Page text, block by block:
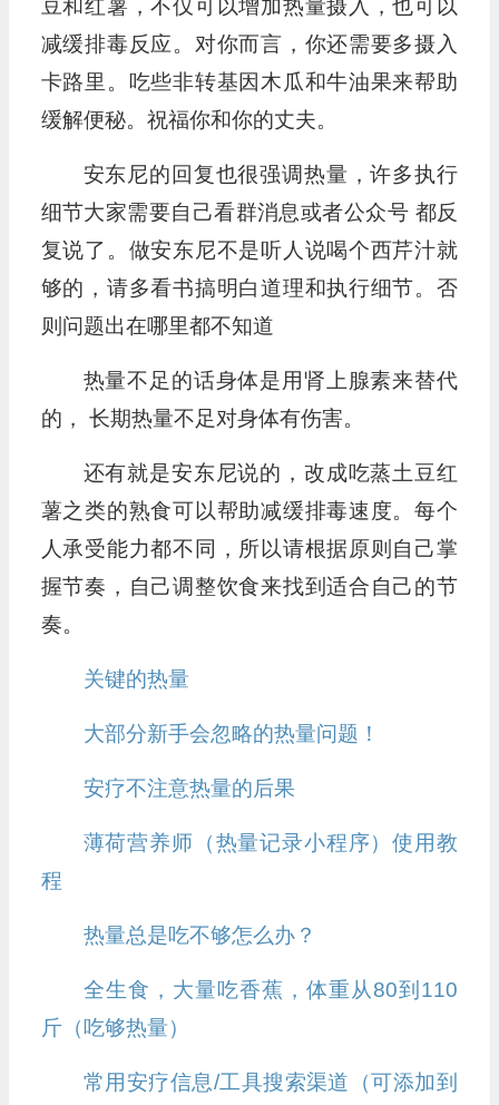
豆和红薯，不仅可以增加热量摄入，也可以
减缓排毒反应。对你而言，你还需要多摄入
卡路里。吃些非转基因木瓜和牛油果来帮助
缓解便秘。祝福你和你的丈夫。
安东尼的回复也很强调热量，许多执行
细节大家需要自己看群消息或者公众号 都反
复说了。做安东尼不是听人说喝个西芹汁就
够的，请多看书搞明白道理和执行细节。否
则问题出在哪里都不知道
热量不足的话身体是用肾上腺素来替代
的， 长期热量不足对身体有伤害。
还有就是安东尼说的，改成吃蒸土豆红
薯之类的熟食可以帮助减缓排毒速度。每个
人承受能力都不同，所以请根据原则自己掌
握节奏，自己调整饮食来找到适合自己的节
奏。
关键的热量
大部分新手会忽略的热量问题！
安疗不注意热量的后果
薄荷营养师（热量记录小程序）使用教
程
热量总是吃不够怎么办？
全生食，大量吃香蕉，体重从80到110
斤（吃够热量）
常用安疗信息/工具搜索渠道（可添加到